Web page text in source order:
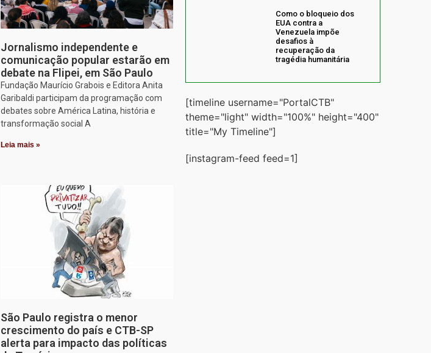
Jornalismo independente e
comunicação popular estarão em
debate na Flipei, em São Paulo
Fundação Maurício Grabois e Editora Anita
Garibaldi participam da programação com
debates sobre América Latina, história e
transformação social A
Leia mais »
São Paulo registra o menor
crescimento do país e CTB-SP
alerta para impacto das políticas
Como o bloqueio dos
EUA contra a
Venezuela impõe
desafios à
recuperação da
tragédia humanitária
[timeline username="PortalCTB"
theme="light" width="100%" height="400"
title="My Timeline"]
[instagram-feed feed=1]